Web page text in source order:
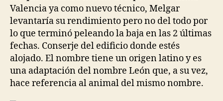
Valencia ya como nuevo técnico, Melgar
levantaría su rendimiento pero no del todo por
lo que terminó peleando la baja en las 2 últimas
fechas. Conserje del edificio donde estés
alojado. El nombre tiene un origen latino y es
una adaptación del nombre León que, a su vez,
hace referencia al animal del mismo nombre.